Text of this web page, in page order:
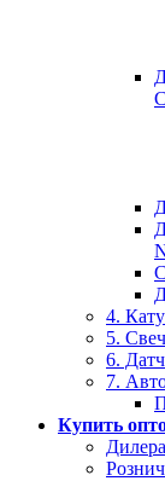
4.
5.
6.
7.
Купить